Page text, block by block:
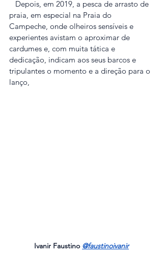
praia, em especial na Praia do
Campeche, onde olheiros sensíveis e
experientes avistam o aproximar de
cardumes e, com muita tática e
dedicação, indicam aos seus barcos e
tripulantes o momento e a direção para o
lanço,
Ivanir Faustino @faustinoivanir